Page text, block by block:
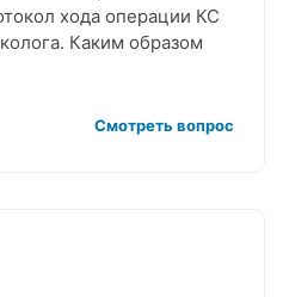
хода операции КС
Каким образом
Смотреть вопрос